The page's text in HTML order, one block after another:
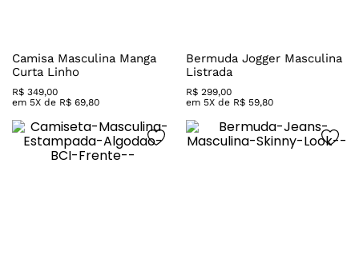
Camisa Masculina Manga
Curta Linho
R$ 349,00
em 5X de R$ 69,80
Bermuda Jogger Masculina
Listrada
R$ 299,00
em 5X de R$ 59,80